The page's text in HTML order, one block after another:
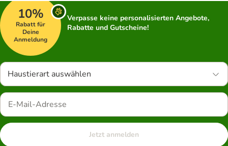
10%
Rabatt für
Deine
Anmeldung
Verpasse keine personalisierten Angebote,
Rabatte und Gutscheine!
Haustierart auswählen
Jetzt anmelden